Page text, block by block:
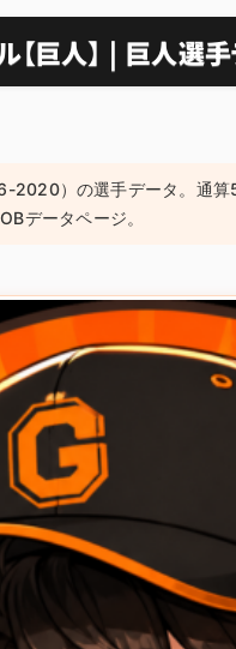
【巨人】 | 巨人選
2020）の選手データ。通
データページ。